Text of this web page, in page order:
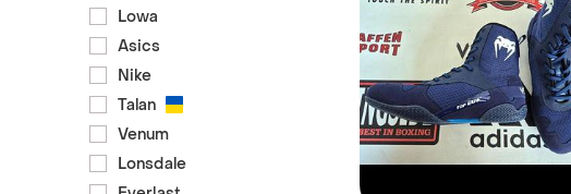
Lowa
Asics
Nike
Talan
Venum
Lonsdale